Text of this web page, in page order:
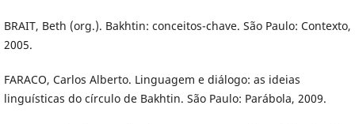
BRAIT, Beth (org.). Bakhtin: conceitos-chave. São Paulo: Contexto,
2005.
FARACO, Carlos Alberto. Linguagem e diálogo: as ideias
linguísticas do círculo de Bakhtin. São Paulo: Parábola, 2009.